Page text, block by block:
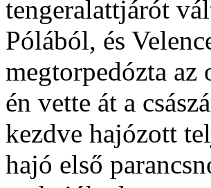
tengeralattjárót
Pólából, és
megtorpedózta az
én vette át a
kezdve hajózott
hajó első